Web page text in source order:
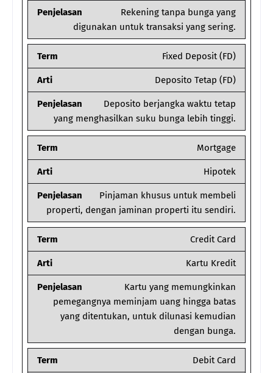
Penjelasan
Rekening tanpa bunga yang
digunakan untuk transaksi yang sering.
Term Fixed Deposit (FD)
Arti Deposito Tetap (FD)
Penjelasan
Deposito berjangka waktu tetap
yang menghasilkan suku bunga lebih tinggi.
Term Mortgage
Arti Hipotek
Penjelasan
Pinjaman khusus untuk membeli
properti, dengan jaminan properti itu sendiri.
Term Credit Card
Arti Kartu Kredit
Penjelasan
Kartu yang memungkinkan
pemegangnya meminjam uang hingga batas
yang ditentukan, untuk dilunasi kemudian
dengan bunga.
Term Debit Card